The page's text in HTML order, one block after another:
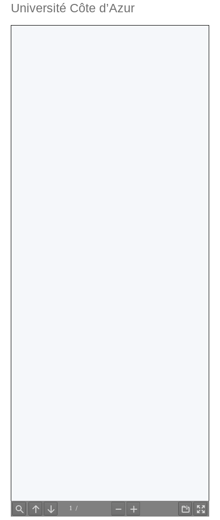
Université Côte d’Azur